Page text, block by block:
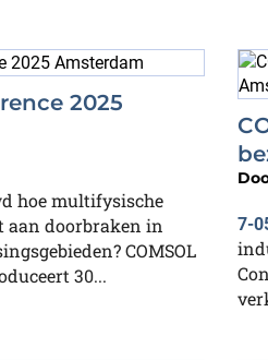
2025
hoe multifysische
aan doorbraken in
COMSOL
30...
7-